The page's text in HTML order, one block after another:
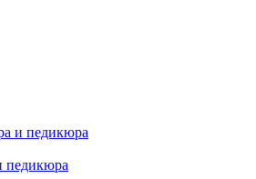
и педикюра
педикюра